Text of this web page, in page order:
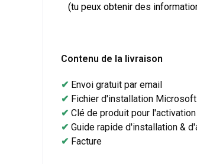
(tu peux obtenir des
Contenu de la livraison
✔ Envoi gratuit par email
✔ Fichier d'installation
✔ Clé de produit pour
✔ Guide rapide d'installation &
✔ Facture